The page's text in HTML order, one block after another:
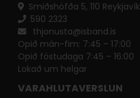
Smiðshöfða 5, 110 Reykjavík
590 ​​2323
thjonusta@isband.is
Opið mán-fim: 7:45 – 17:00
Opið föstudaga 7:45 – 16:00
Lokað um helgar
VARAHLUTAVERSLUN